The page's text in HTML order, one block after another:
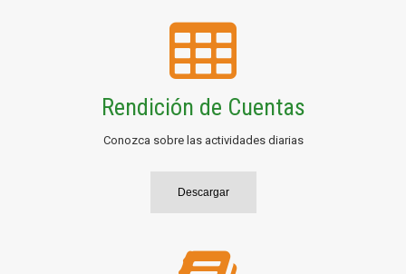
Rendición de Cuentas
Conozca sobre las actividades diarias
Descargar